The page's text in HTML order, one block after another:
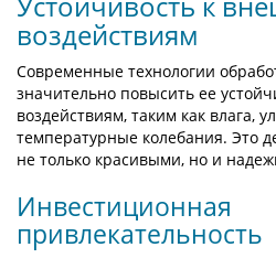
воздействиям
Современные технологии
значительно повысить ее
воздействиям, таким как влага,
температурные колебания. Это
не только красивыми, но и
Инвестиционная
привлекательность